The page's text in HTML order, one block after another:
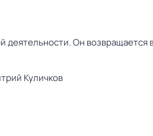
Он возвращается
Куличков